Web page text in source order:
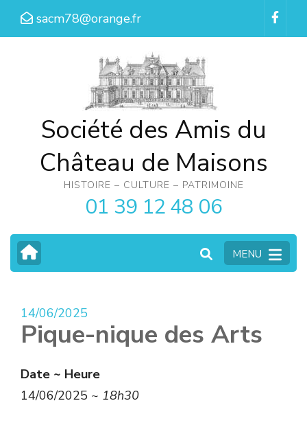
Aller
sacm78@orange.fr
Société des Amis du
Château de Maisons
HISTOIRE – CULTURE – PATRIMOINE
01 39 12 48 06
MENU
14/06/2025
Pique-nique des Arts
Date ~ Heure
14/06/2025 ~ 18h30